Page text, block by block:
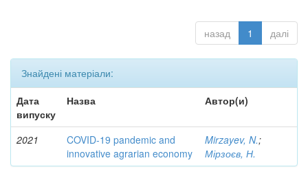
назад 1 далі
Знайдені матеріали:
Дата
випуску
Назва Автор(и)
2021
COVID-19 pandemic and
innovative agrarian economy
Mirzayev, N.;
Мірзоєв, Н.